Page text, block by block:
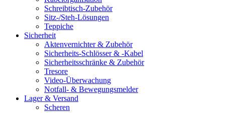
Schreibtisch-Zubehör
Sitz-/Steh-Lösungen
Teppiche
Sicherheit
Aktenvernichter & Zubehör
Sicherheits-Schlösser & -Kabel
Sicherheitsschränke & Zubehör
Tresore
Video-Überwachung
Notfall- & Bewegungsmelder
Lager & Versand
Scheren